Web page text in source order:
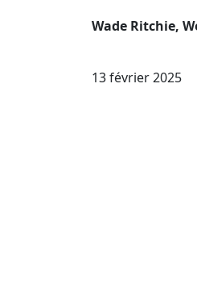
Wade Ritchie,
13 février 2025